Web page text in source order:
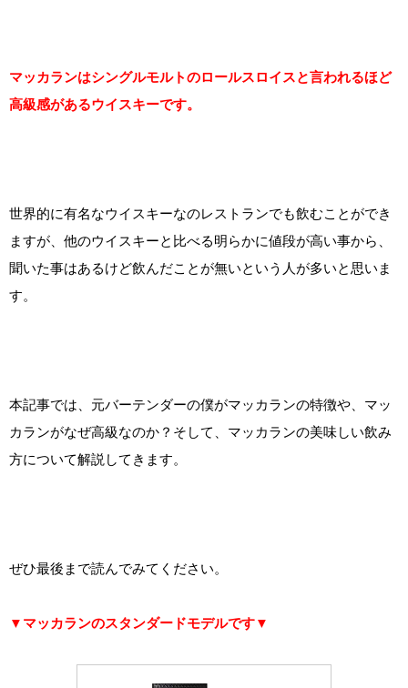
マッカランはシングルモルトのロールスロイスと言われるほど
高級感があるウイスキーです。
世界的に有名なウイスキーなのレストランでも飲むことができ
ますが、他のウイスキーと比べる明らかに値段が高い事から、
聞いた事はあるけど飲んだことが無いという人が多いと思いま
す。
本記事では、元バーテンダーの僕がマッカランの特徴や、マッ
カランがなぜ高級なのか？そして、マッカランの美味しい飲み
方について解説してきます。
ぜひ最後まで読んでみてください。
▼マッカランのスタンダードモデルです▼